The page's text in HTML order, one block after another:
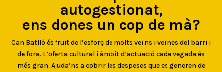
autogestionat,
ens dones un cop de mà?
Can Batlló és fruit de l’esforç de molts veïns i veïnes del barri i
de fora. L’oferta cultural i àmbit d’actuació cada vegada és
més gran. Ajuda’ns a cobrir les despeses que es generen de